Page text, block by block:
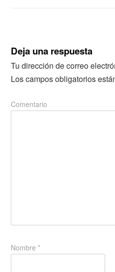
Deja una respuesta
Tu dirección de correo
Los campos obligatorios
Comentario
Nombre*